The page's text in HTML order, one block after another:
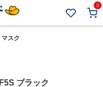
0
マスク
ブラック